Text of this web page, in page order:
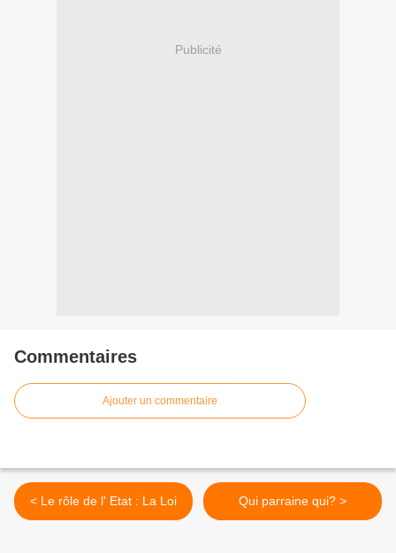
Publicité
Commentaires
Ajouter un commentaire
< Le rôle de l' Etat : La Loi Qui parraine qui? >